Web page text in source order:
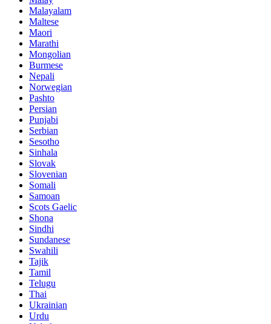
Malayalam
Maltese
Maori
Marathi
Mongolian
Burmese
Nepali
Norwegian
Pashto
Persian
Punjabi
Serbian
Sesotho
Sinhala
Slovak
Slovenian
Somali
Samoan
Scots Gaelic
Shona
Sindhi
Sundanese
Swahili
Tajik
Tamil
Telugu
Thai
Ukrainian
Urdu